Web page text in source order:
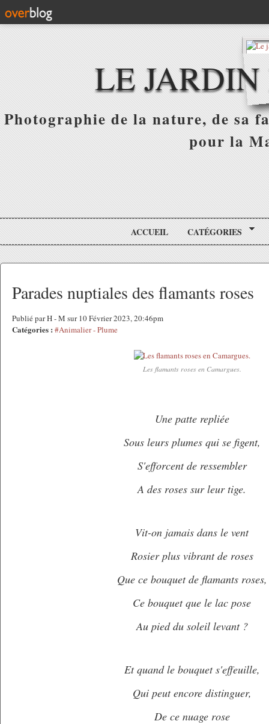
LE
Photographie de la nature, de sa
pour la
ACCUEIL CATÉGORIES
Parades nuptiales des flamants roses
Publié par H - M sur 10 Février 2023, 20:46pm
Catégories : #Animalier - Plume
Les flamants roses en Camargues.
Une patte repliée
Sous leurs plumes qui se figent,
S'efforcent de ressembler
A des roses sur leur tige.
Vit-on jamais dans le vent
Rosier plus vibrant de roses
Que ce bouquet de flamants roses,
Ce bouquet que le lac pose
Au pied du soleil levant ?
Et quand le bouquet s'effeuille,
Qui peut encore distinguer,
De ce nuage rose